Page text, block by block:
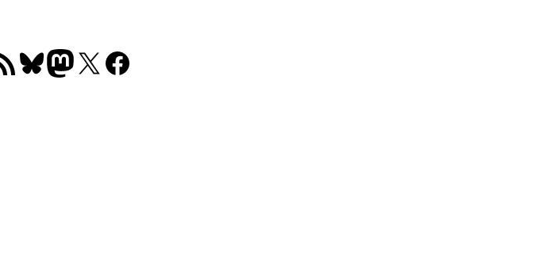
Kanal
Feed
Bluesky
Folgt uns auf Mastodon
X Folgt uns auf Facebook